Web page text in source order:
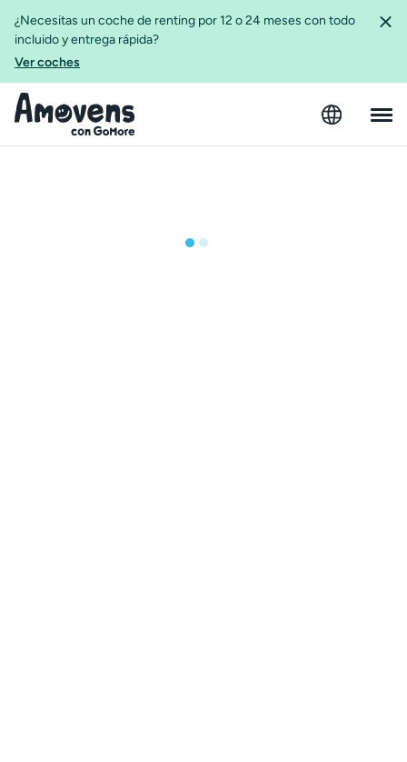
¿Necesitas un coche de renting por 12 o 24 meses con todo
incluido y entrega rápida?
Ver coches